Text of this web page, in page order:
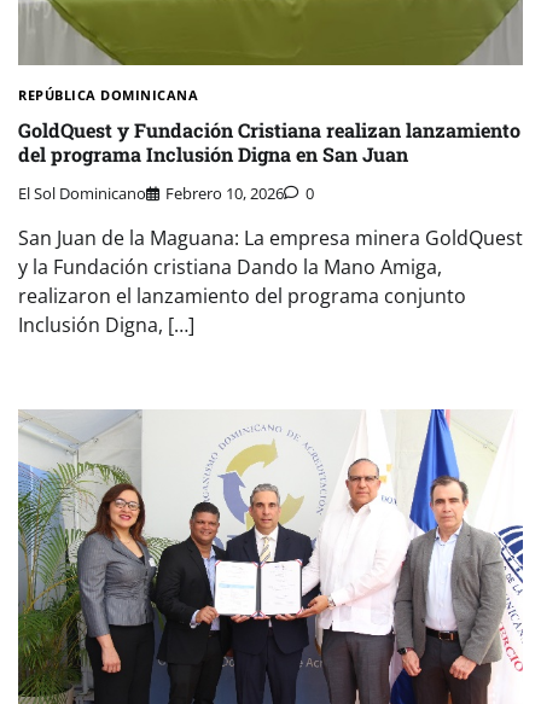
REPÚBLICA DOMINICANA
GoldQuest y Fundación Cristiana realizan lanzamiento
del programa Inclusión Digna en San Juan
El Sol Dominicano Febrero 10, 2026 0
San Juan de la Maguana: La empresa minera GoldQuest
y la Fundación cristiana Dando la Mano Amiga,
realizaron el lanzamiento del programa conjunto
Inclusión Digna, […]